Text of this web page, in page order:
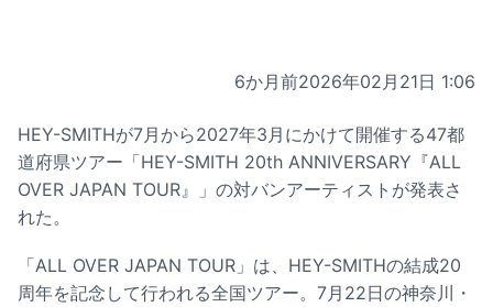
6か月前2026年02月21日 1:06
HEY-SMITHが7月から2027年3月にかけて開催する47都
道府県ツアー「HEY-SMITH 20th ANNIVERSARY『ALL
OVER JAPAN TOUR』」の対バンアーティストが発表さ
れた。
「ALL OVER JAPAN TOUR」は、HEY-SMITHの結成20
周年を記念して行われる全国ツアー。7月22日の神奈川・